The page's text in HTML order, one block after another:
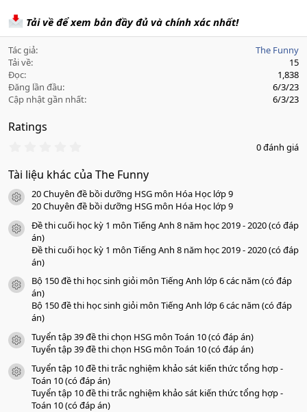
Tải về để xem bản đầy đủ và chính xác nhất!
Tác giả
The Funny
Tải về
15
Đọc
1,838
Đăng lần đầu
6/3/23
Cập nhật gần nhất
6/3/23
Ratings
0
0
s
a
o
0 đánh giá
Tài liệu khác của The Funny
icon tài liệu
20 Chuyên đề bồi dưỡng HSG môn Hóa Học lớp 9
20 Chuyên đề bồi dưỡng HSG môn Hóa Học lớp 9
icon tài liệu
Đề thi cuối học kỳ 1 môn Tiếng Anh 8 năm học 2019 - 2020 (có đáp
án)
Đề thi cuối học kỳ 1 môn Tiếng Anh 8 năm học 2019 - 2020 (có đáp
án)
icon tài liệu
Bộ 150 đề thi học sinh giỏi môn Tiếng Anh lớp 6 các năm (có đáp
án)
Bộ 150 đề thi học sinh giỏi môn Tiếng Anh lớp 6 các năm (có đáp
án)
icon tài liệu
Tuyển tập 39 đề thi chọn HSG môn Toán 10 (có đáp án)
Tuyển tập 39 đề thi chọn HSG môn Toán 10 (có đáp án)
icon tài liệu
Tuyển tập 10 đề thi trắc nghiệm khảo sát kiến thức tổng hợp -
Toán 10 (có đáp án)
Tuyển tập 10 đề thi trắc nghiệm khảo sát kiến thức tổng hợp -
Toán 10 (có đáp án)